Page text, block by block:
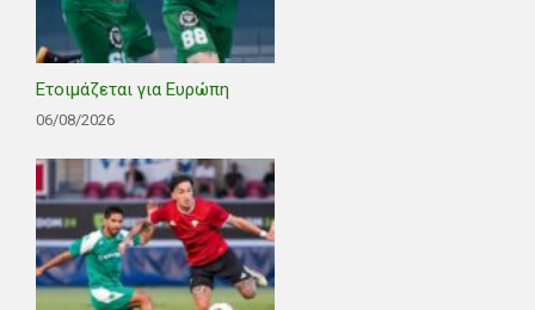
Ετοιμάζεται για Ευρώπη
06/08/2026